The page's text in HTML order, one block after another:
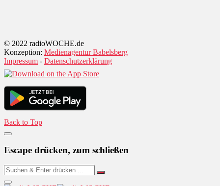
© 2022 radioWOCHE.de
Konzeption: Medienagentur Babelsberg
Impressum - Datenschutzerklärung
Back to Top
Escape drücken, zum schließen